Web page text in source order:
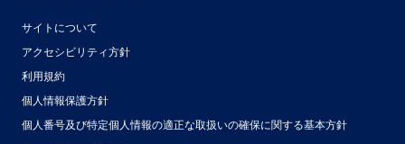
サイトについて
アクセシビリティ方針
利用規約
個人情報保護方針
個人番号及び特定個人情報の適正な取扱いの確保に関する基本方針